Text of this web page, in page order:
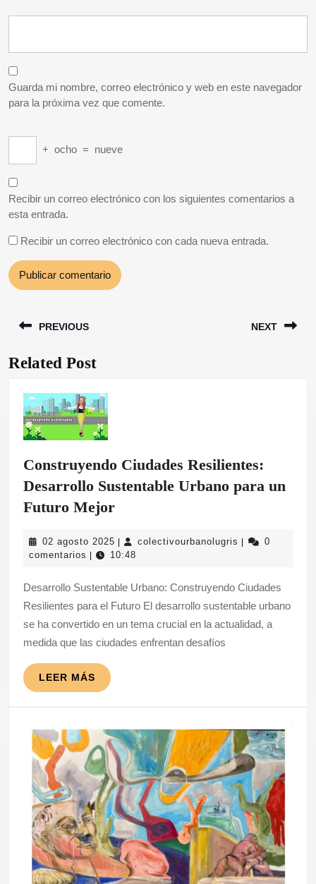
Guarda mi nombre, correo electrónico y web en este navegador
para la próxima vez que comente.
+ ocho = nueve
Recibir un correo electrónico con los siguientes comentarios a
esta entrada.
Recibir un correo electrónico con cada nueva entrada.
de
entradas
PREVIOUS
Entrada
NEXT
Related Post
Construyendo Ciudades Resilientes:
Desarrollo Sustentable Urbano para un
Futuro MejorConstruyendo
Resilientes:
Sustentable
Urbano
para
02 agosto 2025 02
agosto
| colectivourbanolugris |
0
comentarios | 10:48
Desarrollo Sustentable Urbano: Construyendo Ciudades
Resilientes para el Futuro El desarrollo sustentable urbano
se ha convertido en un tema crucial en la actualidad, a
medida que las ciudades enfrentan desafíos
LEER MÁS LEER
MÁS